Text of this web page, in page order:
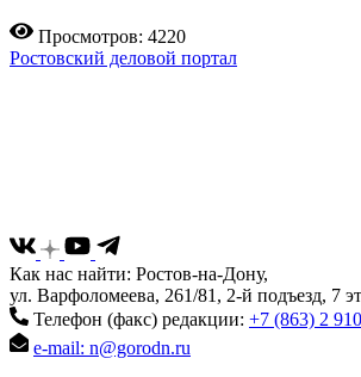
Просмотров: 4220
Ростовский деловой портал
Как нас найти: Ростов-на-Дону,
ул. Варфоломеева, 261/81, 2-й подъезд, 7
Телефон (факс) редакции: +7 (863) 2
e-mail: n@gorodn.ru